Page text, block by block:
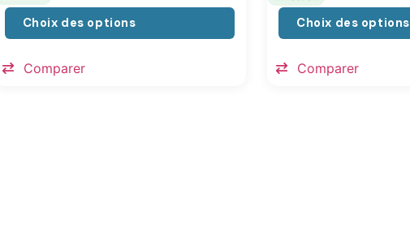
Choix des options
Comparer
Choix des options
Comparer